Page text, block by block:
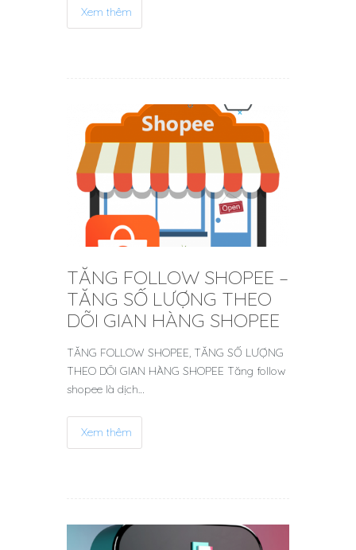
Xem thêm
TĂNG FOLLOW SHOPEE –
TĂNG SỐ LƯỢNG THEO
DÕI GIAN HÀNG SHOPEE
TĂNG FOLLOW SHOPEE, TĂNG SỐ LƯỢNG
THEO DÕI GIAN HÀNG SHOPEE Tăng follow
shopee là dịch…
Xem thêm